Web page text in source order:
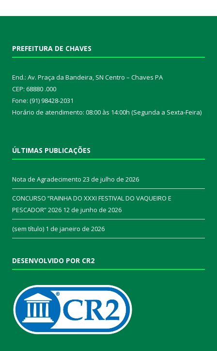
PREFEITURA DE CHAVES
End.: Av. Praça da Bandeira, SN Centro – Chaves PA
CEP: 68880 .000
Fone: (91) 98428-2031
Horário de atendimento: 08:00 às 14:00h (Segunda a Sexta-Feira)
ÚLTIMAS PUBLICAÇÕES
Nota de Agradecimento 23 de julho de 2026
CONCURSO “RAINHA DO XXXI FESTIVAL DO VAQUEIRO E
PESCADOR” 2026 12 de junho de 2026
(sem título) 1 de janeiro de 2026
DESENVOLVIDO POR CR2